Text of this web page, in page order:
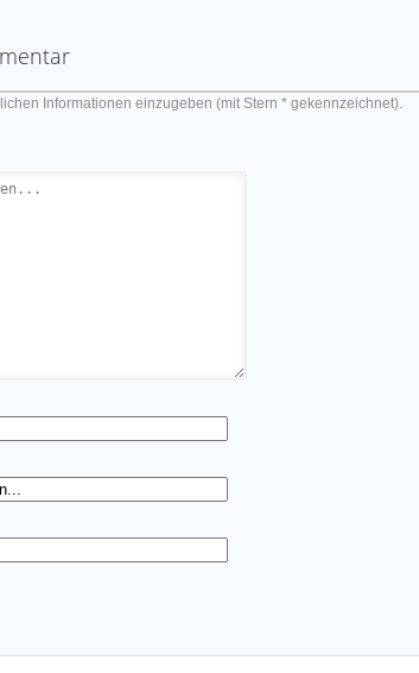
Informationen einzugeben (mit Stern * gekennzeichnet).